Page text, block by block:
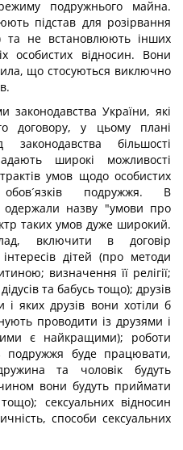
подружнього майна.
підстав для розірвання
та не встановлюють інших
особистих відносин. Вони
що стосуються виключно
України, які
договору, у цьому плані
законодавства більшості
широкі можливості
умов щодо особистих
подружжя. В
одержали назву "умови про
таких умов дуже широкий.
включити в договір
дітей (про методи
визначення її релігії;
та бабусь тощо); друзів
і яких друзів вони хотіли б
проводити із друзями і
є найкращими); роботи
подружжя буде працювати,
та чоловік будуть
вони будуть приймати
сексуальних відносин
способи сексуальних